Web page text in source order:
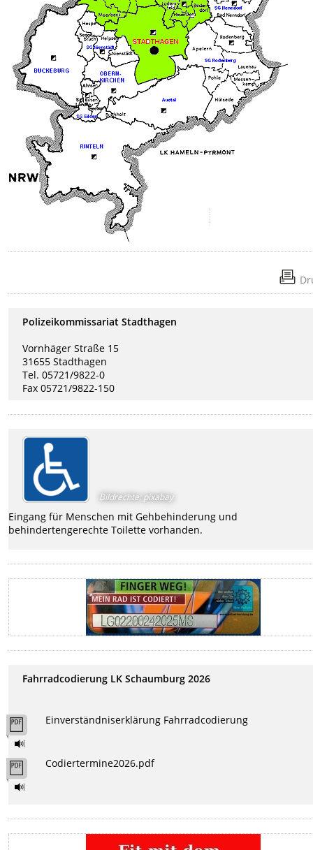
Polizeikommissariat Stadthagen
Vornhäger Straße 15
31655 Stadthagen
Tel. 05721/9822-0
Fax 05721/9822-150
Bildrechte: pixabay
Eingang für Menschen mit Gehbehinderung und
behindertengerechte Toilette vorhanden.
Fahrradcodierung LK Schaumburg 2026
Einverständniserklärung Fahrradcodierung
Codiertermine2026.pdf